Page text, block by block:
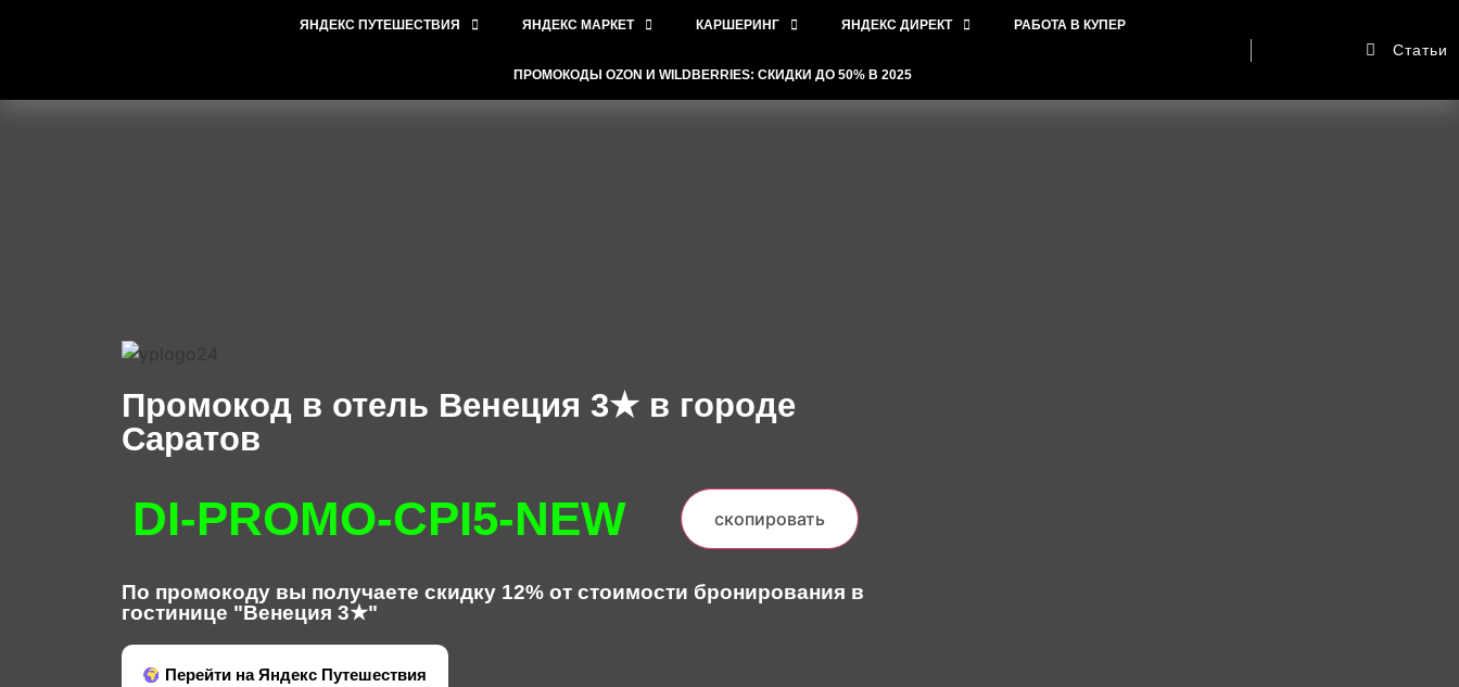
ЯНДЕКС ПУТЕШЕСТВИЯ ЯНДЕКС МАРКЕТ КАРШЕРИНГ ЯНДЕКС ДИРЕКТ РАБОТА В КУПЕР
ПРОМОКОДЫ OZON И WILDBERRIES: СКИДКИ ДО 50% В 2025
Статьи
Промокод в отель Венеция 3★ в городе
Саратов
DI-PROMO-CPI5-NEW скопировать
По промокоду вы получаете скидку 12% от стоимости бронирования в
гостинице "Венеция 3★"
Перейти на Яндекс Путешествия